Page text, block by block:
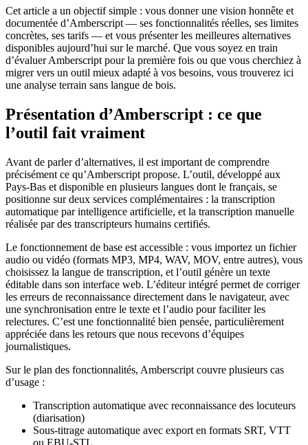
Cet article a un objectif simple : vous donner une vision honnête et
documentée d’Amberscript — ses fonctionnalités réelles, ses limites
concrètes, ses tarifs — et vous présenter les meilleures alternatives
disponibles aujourd’hui sur le marché. Que vous soyez en train
d’évaluer Amberscript pour la première fois ou que vous cherchiez à
migrer vers un outil mieux adapté à vos besoins, vous trouverez ici
une analyse terrain sans langue de bois.
Présentation d’Amberscript : ce que
l’outil fait vraiment
Avant de parler d’alternatives, il est important de comprendre
précisément ce qu’Amberscript propose. L’outil, développé aux
Pays-Bas et disponible en plusieurs langues dont le français, se
positionne sur deux services complémentaires : la transcription
automatique par intelligence artificielle, et la transcription manuelle
réalisée par des transcripteurs humains certifiés.
Le fonctionnement de base est accessible : vous importez un fichier
audio ou vidéo (formats MP3, MP4, WAV, MOV, entre autres), vous
choisissez la langue de transcription, et l’outil génère un texte
éditable dans son interface web. L’éditeur intégré permet de corriger
les erreurs de reconnaissance directement dans le navigateur, avec
une synchronisation entre le texte et l’audio pour faciliter les
relectures. C’est une fonctionnalité bien pensée, particulièrement
appréciée dans les retours que nous recevons d’équipes
journalistiques.
Sur le plan des fonctionnalités, Amberscript couvre plusieurs cas
d’usage :
Transcription automatique avec reconnaissance des locuteurs
(diarisation)
Sous-titrage automatique avec export en formats SRT, VTT
ou EBU-STL